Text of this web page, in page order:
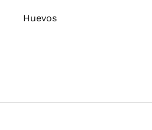
Huevos